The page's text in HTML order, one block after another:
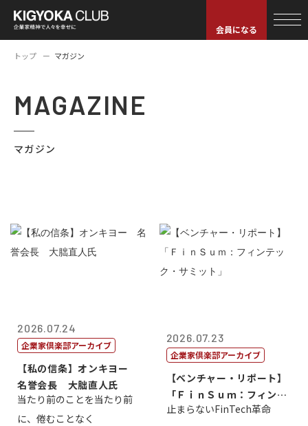
会員になる
トップ マガジン
MAGAZINE
マガジン
2026.07.24
企業家倶楽部アーカイブ
【私の信条】オンキヨー
名誉会長 大朏直人氏
当たり前のことを当たり前
に、倦むことなく
2026.07.23
企業家倶楽部アーカイブ
【ベンチャー・リポート】
「ＦｉｎＳｕｍ：フィンテ
ック・サミッ...
止まらないFinTech革命